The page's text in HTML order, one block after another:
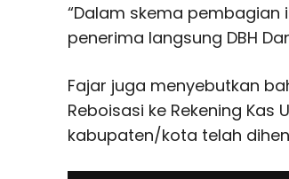
“Dalam skema
penerima langsung DBH
Fajar juga menyebutkan
Reboisasi ke Rekening Kas
kabupaten/kota telah